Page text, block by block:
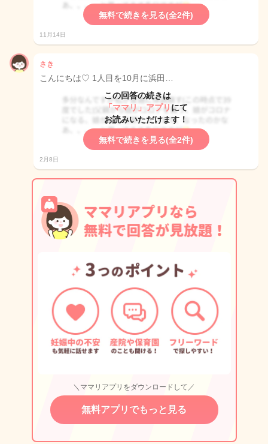
無料で続きを見る(全2件)
11月14日
さき
こんにちは♡ 1人目を10月に浜田…
この回答の続きは
「ママリ」アプリ にて
お読みいただけます！
無料で続きを見る(全2件)
2月8日
＼ママリアプリをダウンロードして／
無料アプリでもっと見る